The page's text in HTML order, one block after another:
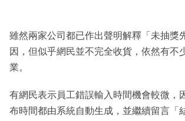
雖然兩家公司都已作出聲明解釋「未抽獎
因，但似乎網民並不完全收貨，依然有不
業。
有網民表示員工錯誤輸入時間機會較微，
布時間都由系統自動生成，並繼續留言「